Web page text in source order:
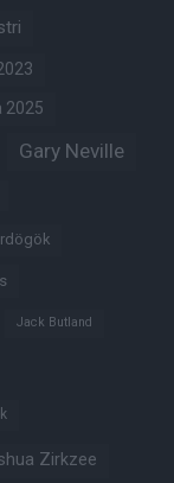
2025
Gary Neville
Jack Butland
Zirkzee